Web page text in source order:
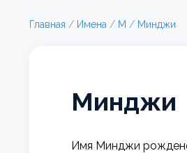
Главная / Имена / М / Минджи
Минджи
Имя Минджи рождено